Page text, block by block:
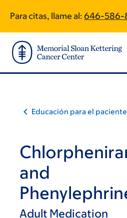
main
content
footer
Para citas, llame al: 646-586-
Educación para el
and
Adult Medication